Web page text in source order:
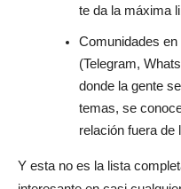
te da la máxima
Comunidades
(Telegram,
donde la gente
temas, se
relación fuera de
Y esta no es la lista